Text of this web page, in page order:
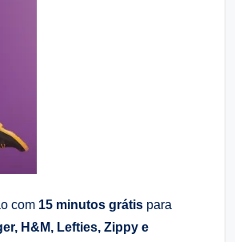
com 15 minutos grátis para
H&M, Lefties, Zippy e